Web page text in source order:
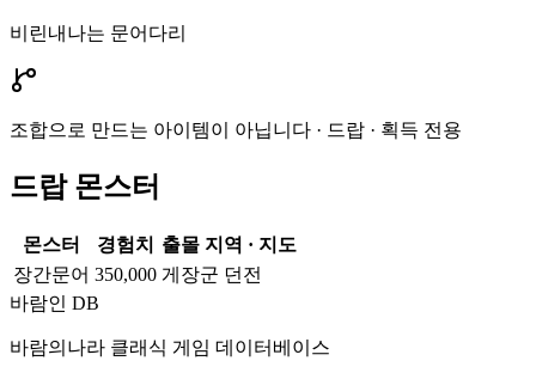
비린내나는 문어다리
조합으로 만드는 아이템이 아닙니다 · 드랍 · 획득 전용
드랍 몬스터
몬스터 경험치
출몰 지역 · 지도
장간문어 350,000 게장군 던전
바람인 DB
바람의나라 클래식 게임 데이터베이스